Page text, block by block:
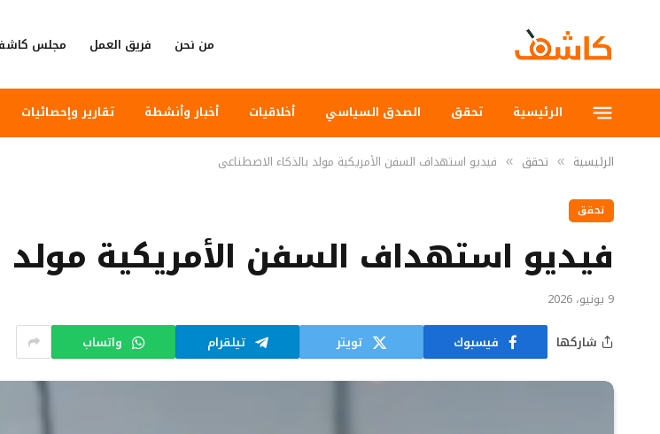
من نحن فريق العمل مجلس
الرئيسية تحقق الصدق السياسي أخلاقيات أخبار وأنشطة تقارير وإحصائيات
الرئيسية » تحقق » فيديو استهداف السفن الأمريكية مولد بالذكاء الاصطناعي
تحقق
فيديو استهداف السفن الأمريكية مولد
9 يونيو، 2026
شاركها
فيسبوك تويتر تيلقرام واتساب